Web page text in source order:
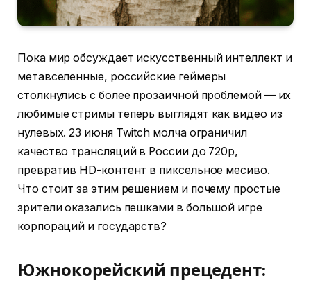
Пока мир обсуждает искусственный интеллект и
метавселенные, российские геймеры
столкнулись с более прозаичной проблемой — их
любимые стримы теперь выглядят как видео из
нулевых. 23 июня Twitch молча ограничил
качество трансляций в России до 720p,
превратив HD-контент в пиксельное месиво.
Что стоит за этим решением и почему простые
зрители оказались пешками в большой игре
корпораций и государств?
Южнокорейский прецедент: